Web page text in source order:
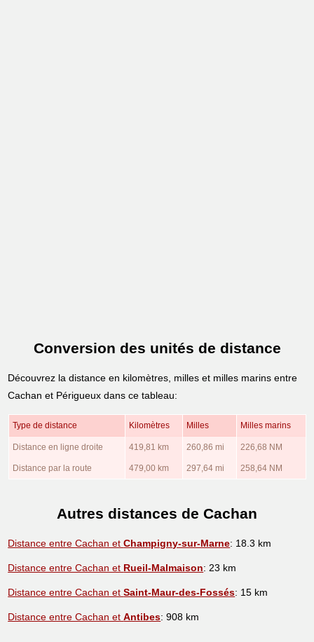
Conversion des unités de distance
Découvrez la distance en kilomètres, milles et milles marins entre
Cachan et Périgueux dans ce tableau:
Type de distance Kilomètres Milles Milles marins
Distance en ligne droite 419,81 km 260,86 mi 226,68 NM
Distance par la route 479,00 km 297,64 mi 258,64 NM
Autres distances de Cachan
Distance entre Cachan etChampigny-sur-Marne: 18.3 km
Distance entre Cachan et Rueil-Malmaison: 23 km
Distance entre Cachan etSaint-Maur-des-Fossés: 15 km
Distance entre Cachan etAntibes: 908 km